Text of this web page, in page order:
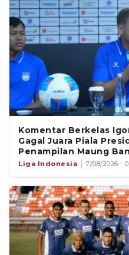
Komentar Berkelas
Gagal Juara Piala
Penampilan Maung
Liga Indonesia 7/08/2026 -